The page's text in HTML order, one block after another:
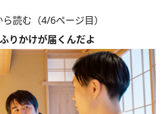
読む（4/6ページ目）
りかけが届くんだよ